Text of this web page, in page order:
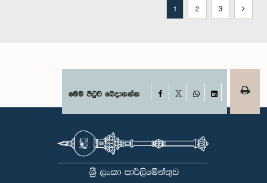
1 2 3
මෙම පිටුව බෙදාගන්න Facebook
WhatsAppLinkedIn